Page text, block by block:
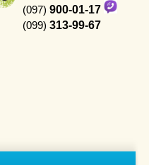
(097) 900-01-17
(099) 313-99-67